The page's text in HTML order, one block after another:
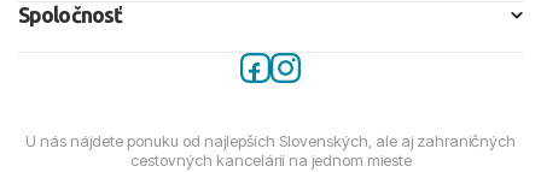
Spoločnosť
U nás nájdete ponuku od najlepších Slovenských, ale aj zahraničných
cestovných kancelárií na jednom mieste